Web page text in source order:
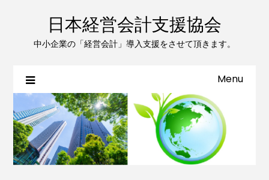
日本経営会計支援協会
中小企業の「経営会計」導入支援をさせて頂きます。
Menu